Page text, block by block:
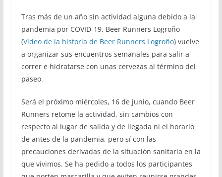
Tras más de un año sin actividad alguna debido a la
pandemia por COVID-19, Beer Runners Logroño
(Vídeo de la historia de Beer Runners Logroño) vuelve
a organizar sus encuentros semanales para salir a
correr e hidratarse con unas cervezas al término del
paseo.
Será el próximo miércoles, 16 de junio, cuando Beer
Runners retome la actividad, sin cambios con
respecto al lugar de salida y de llegada ni el horario
de antes de la pandemia, pero sí con las
precauciones derivadas de la situación sanitaria en la
que vivimos. Se ha pedido a todos los participantes